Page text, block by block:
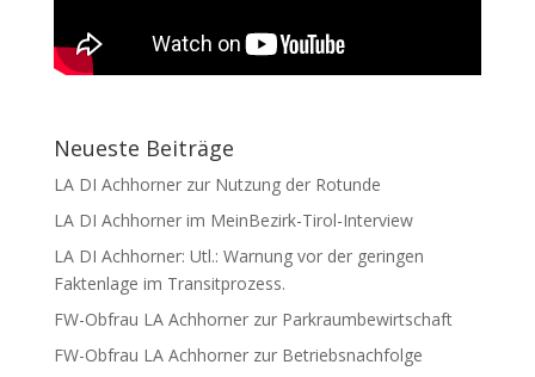
Neueste Beiträge
LA DI Achhorner zur Nutzung der Rotunde
LA DI Achhorner im MeinBezirk-Tirol-Interview
LA DI Achhorner: Utl.: Warnung vor der geringen
Faktenlage im Transitprozess.
FW-Obfrau LA Achhorner zur Parkraumbewirtschaft
FW-Obfrau LA Achhorner zur Betriebsnachfolge